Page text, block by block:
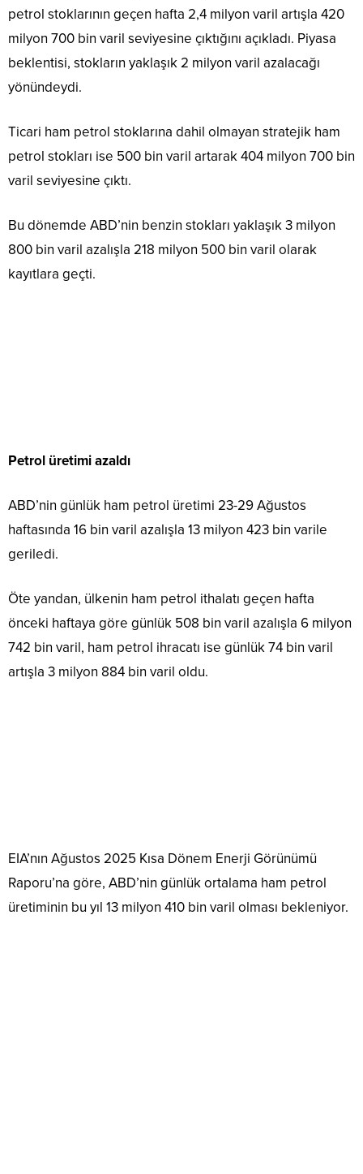
petrol stoklarının geçen hafta 2,4 milyon varil artışla 420
milyon 700 bin varil seviyesine çıktığını açıkladı. Piyasa
beklentisi, stokların yaklaşık 2 milyon varil azalacağı
yönündeydi.
Ticari ham petrol stoklarına dahil olmayan stratejik ham
petrol stokları ise 500 bin varil artarak 404 milyon 700 bin
varil seviyesine çıktı.
Bu dönemde ABD’nin benzin stokları yaklaşık 3 milyon
800 bin varil azalışla 218 milyon 500 bin varil olarak
kayıtlara geçti.
Petrol üretimi azaldı
ABD’nin günlük ham petrol üretimi 23-29 Ağustos
haftasında 16 bin varil azalışla 13 milyon 423 bin varile
geriledi.
Öte yandan, ülkenin ham petrol ithalatı geçen hafta
önceki haftaya göre günlük 508 bin varil azalışla 6 milyon
742 bin varil, ham petrol ihracatı ise günlük 74 bin varil
artışla 3 milyon 884 bin varil oldu.
EIA’nın Ağustos 2025 Kısa Dönem Enerji Görünümü
Raporu’na göre, ABD’nin günlük ortalama ham petrol
üretiminin bu yıl 13 milyon 410 bin varil olması bekleniyor.